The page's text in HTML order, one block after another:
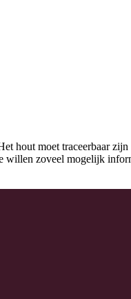
hout moet traceerbaar
willen zoveel mogelijk